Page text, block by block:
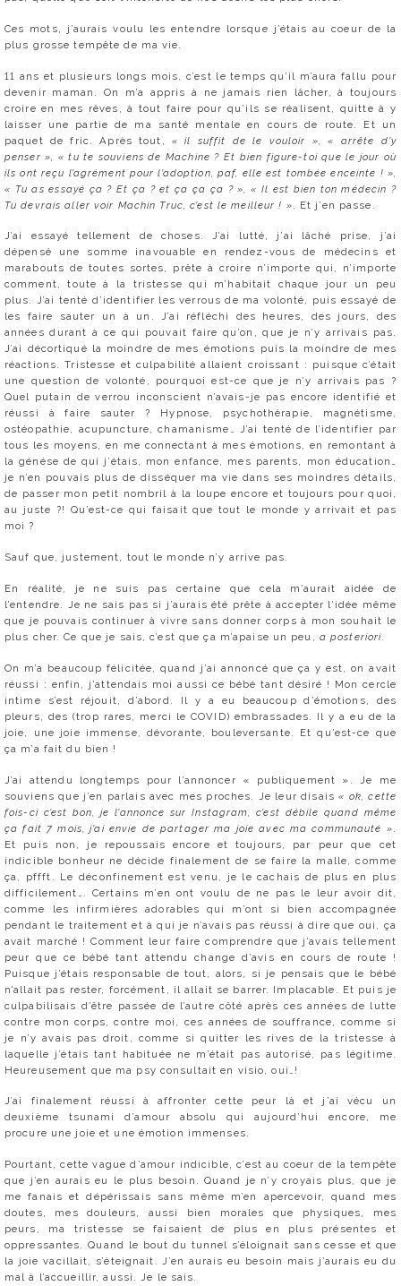
Ces mots, j’aurais voulu les entendre lorsque j’étais au coeur de la
plus grosse tempête de ma vie.
11 ans et plusieurs longs mois, c’est le temps qu’il m’aura fallu pour
devenir maman. On m’a appris à ne jamais rien lâcher, à toujours
croire en mes rêves, à tout faire pour qu’ils se réalisent, quitte à y
laisser une partie de ma santé mentale en cours de route. Et un
paquet de fric. Après tout,
« il suffit de le vouloir », « arrête d’y
penser », « tu te souviens de Machine ? Et bien figure-toi que le jour où
ils ont reçu l’agrément pour l’adoption, paf, elle est tombée enceinte ! »,
« Tu as essayé ça ? Et ça ? et ça ça ça ? », « Il est bien ton médecin ?
Tu devrais aller voir Machin Truc, c’est le meilleur ! » . Et j’en passe.
J’ai essayé tellement de choses. J’ai lutté, j’ai lâché prise, j’ai
dépensé une somme inavouable en rendez-vous de médecins et
marabouts de toutes sortes, prête à croire n’importe qui, n’importe
comment, toute à la tristesse qui m’habitait chaque jour un peu
plus. J’ai tenté d’identifier les verrous de ma volonté, puis essayé de
les faire sauter un à un. J’ai réfléchi des heures, des jours, des
années durant à ce qui pouvait faire qu’on, que je n’y arrivais pas.
J’ai décortiqué la moindre de mes émotions puis la moindre de mes
réactions. Tristesse et culpabilité allaient croissant : puisque c’était
une question de volonté, pourquoi est-ce que je n’y arrivais pas ?
Quel putain de verrou inconscient n’avais-je pas encore identifié et
réussi à faire sauter ? Hypnose, psychothérapie, magnétisme,
ostéopathie, acupuncture, chamanisme… J’ai tenté de l’identifier par
tous les moyens, en me connectant à mes émotions, en remontant à
la génése de qui j’étais, mon enfance, mes parents, mon éducation…
je n’en pouvais plus de disséquer ma vie dans ses moindres détails,
de passer mon petit nombril à la loupe encore et toujours pour quoi,
au juste ?! Qu’est-ce qui faisait que tout le monde y arrivait et pas
moi ?
Sauf que, justement, tout le monde n’y arrive pas.
En réalité, je ne suis pas certaine que cela m’aurait aidée de
l’entendre. Je ne sais pas si j’aurais été prête à accepter l’idée même
que je pouvais continuer à vivre sans donner corps à mon souhait le
plus cher. Ce que je sais, c’est que ça m’apaise un peu, a posteriori.
On m’a beaucoup félicitée, quand j’ai annoncé que ça y est, on avait
réussi : enfin, j’attendais moi aussi ce bébé tant désiré ! Mon cercle
intime s’est réjouit, d’abord. Il y a eu beaucoup d’émotions, des
pleurs, des (trop rares, merci le COVID) embrassades. Il y a eu de la
joie, une joie immense, dévorante, bouleversante. Et qu’est-ce que
ça m’a fait du bien !
J’ai attendu longtemps pour l’annoncer « publiquement ». Je me
souviens que j’en parlais avec mes proches. Je leur disais« ok, cette
fois-ci c’est bon, je l’annonce sur Instagram, c’est débile quand même
ça fait 7 mois, j’ai envie de partager ma joie avec ma communauté »
Et puis non, je repoussais encore et toujours, par peur que cet
indicible bonheur ne décide finalement de se faire la malle, comme
ça, pffft. Le déconfinement est venu, je le cachais de plus en plus
difficilement…. Certains m’en ont voulu de ne pas le leur avoir dit,
comme les infirmières adorables qui m’ont si bien accompagnée
pendant le traitement et à qui je n’avais pas réussi à dire que oui, ça
avait marché ! Comment leur faire comprendre que j’avais tellement
peur que ce bébé tant attendu change d’avis en cours de route !
Puisque j’étais responsable de tout, alors, si je pensais que le bébé
n’allait pas rester, forcément, il allait se barrer. Implacable. Et puis je
culpabilisais d’être passée de l’autre côté après ces années de lutte
contre mon corps, contre moi, ces années de souffrance, comme si
je n’y avais pas droit, comme si quitter les rives de la tristesse à
laquelle j’étais tant habituée ne m’était pas autorisé, pas légitime.
Heureusement que ma psy consultait en visio, oui…!
J’ai finalement réussi à affronter cette peur là et j’ai vécu un
deuxième tsunami d’amour absolu qui aujourd’hui encore, me
procure une joie et une émotion immenses.
Pourtant, cette vague d’amour indicible, c’est au coeur de la tempête
que j’en aurais eu le plus besoin. Quand je n’y croyais plus, que je
me fanais et dépérissais sans même m’en apercevoir, quand mes
doutes, mes douleurs, aussi bien morales que physiques, mes
peurs, ma tristesse se faisaient de plus en plus présentes et
oppressantes. Quand le bout du tunnel s’éloignait sans cesse et que
la joie vacillait, s’éteignait. J’en aurais eu besoin mais j’aurais eu du
mal à l’accueillir, aussi. Je le sais.